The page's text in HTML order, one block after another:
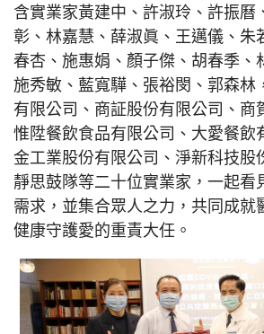
含實業家黃建中、許淑玲、許振曆
彰、林嘉慧、薛淑眞、王邁儀、朱
春杏、施惠娟、顏子傑、胡春季、
施秀敏、藍寬驊、張裕閔、郭森林
有限公司、商証股份有限公司、商
惟陞餐飲食品有限公司、大愛餐飲
金工業股份有限公司、淨新科技股
靜思鼓隊等二十位實業家，一起看
需求，並集合眾人之力，共同成就
健康守護愛的重責大任。